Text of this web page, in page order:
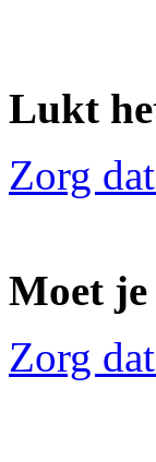
Lukt
Zorg
Moet je
Zorg